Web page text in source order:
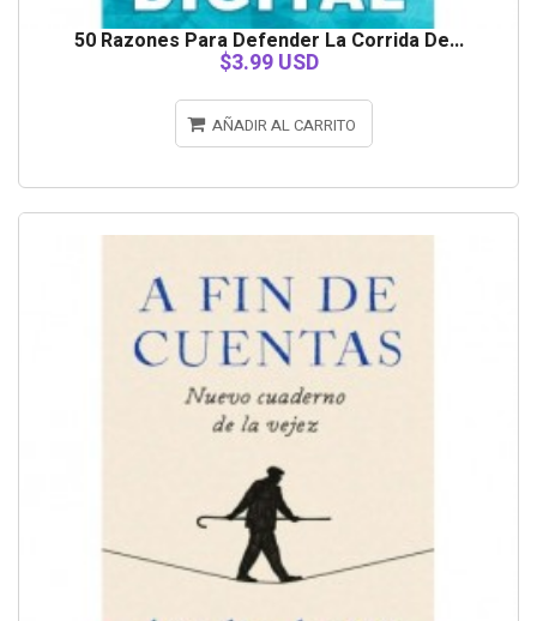
50 Razones Para Defender La Corrida De...
$3.99 USD
AÑADIR AL CARRITO